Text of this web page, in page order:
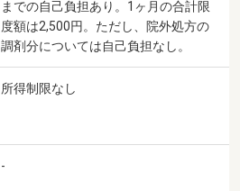
までの自己負担あり。1ヶ月の合計限
度額は2,500円。ただし、院外処方の
調剤分については自己負担なし。
所得制限なし
-